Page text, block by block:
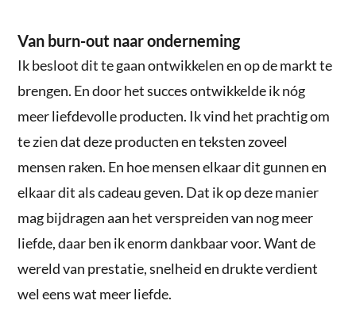
Van burn-out naar onderneming
Ik besloot dit te gaan ontwikkelen en op de markt te
brengen. En door het succes ontwikkelde ik nóg
meer liefdevolle producten. Ik vind het prachtig om
te zien dat deze producten en teksten zoveel
mensen raken. En hoe mensen elkaar dit gunnen en
elkaar dit als cadeau geven. Dat ik op deze manier
mag bijdragen aan het verspreiden van nog meer
liefde, daar ben ik enorm dankbaar voor. Want de
wereld van prestatie, snelheid en drukte verdient
wel eens wat meer liefde.